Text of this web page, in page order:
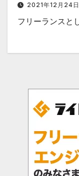
2021年12月24日
フリーランスと